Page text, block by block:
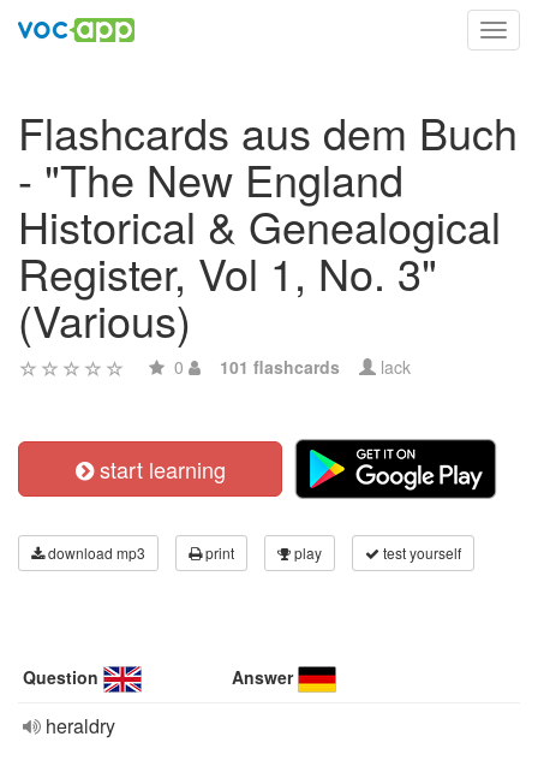
Flashcards aus dem Buch
- "The New England
Historical & Genealogical
Register, Vol 1, No. 3"
(Various)
0 101 flashcards lack
start learning
download mp3 print play test yourself
Question Answer
heraldry